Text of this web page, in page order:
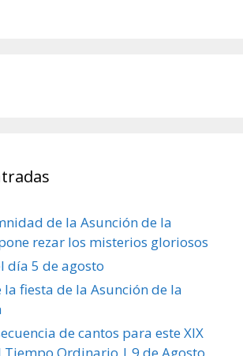
de la Asunción de la
rezar los misterios gloriosos
día 5 de agosto
la fiesta de la Asunción de la
de cantos para este XIX